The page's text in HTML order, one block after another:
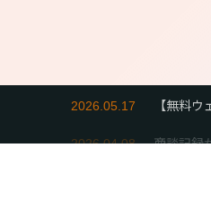
2026.04.08 商談記